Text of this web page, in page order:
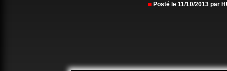
■ Posté le 11/10/2013 par